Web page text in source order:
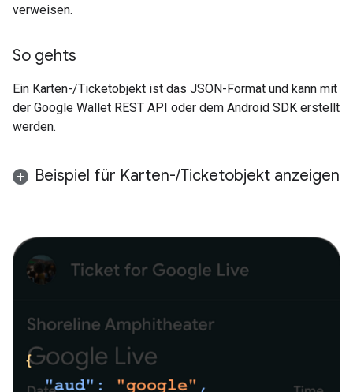
verweisen.
So gehts
Ein Karten-/Ticketobjekt ist das JSON-Format und kann mit
der Google Wallet REST API oder dem Android SDK erstellt
werden.
Beispiel für Karten-/Ticketobjekt anzeigen